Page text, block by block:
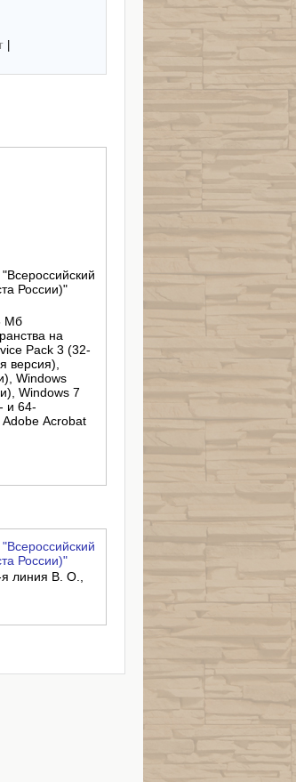
|
России)"
Мб
на
Pack 3 (32-
версия),
Windows
Windows 7
и 64-
Acrobat
России)"
я линия В. О.,